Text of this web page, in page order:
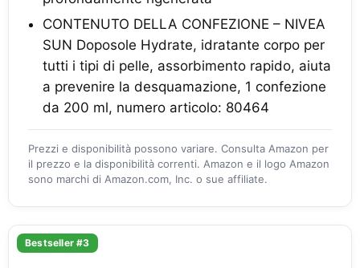
CONTENUTO DELLA CONFEZIONE – NIVEA
SUN Doposole Hydrate, idratante corpo per
tutti i tipi di pelle, assorbimento rapido, aiuta
a prevenire la desquamazione, 1 confezione
da 200 ml, numero articolo: 80464
Prezzi e disponibilità possono variare. Consulta Amazon per
il prezzo e la disponibilità correnti. Amazon e il logo Amazon
sono marchi di Amazon.com, Inc. o sue affiliate.
Bestseller #3